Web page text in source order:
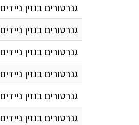
גנרטורים בנזין ניידים
גנרטורים בנזין ניידים
גנרטורים בנזין ניידים
גנרטורים בנזין ניידים
גנרטורים בנזין ניידים
גנרטורים בנזין ניידים